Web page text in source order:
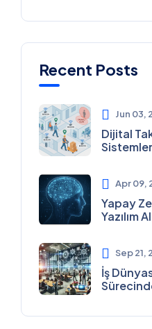
Recent Posts
Jun 03,
Dijital
Apr 09,
Yapay
Yazılım
Sep 21,
İş